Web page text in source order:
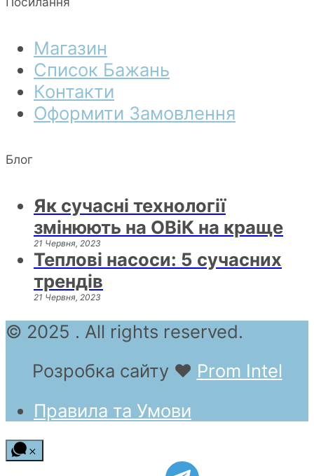
Магазин
Список Бажань
Контакти
Оформити Замовлення
Блог
Як сучасні технології
змінюють на ОВіК на краще
21 Червня, 2023
Теплові насоси: 5 сучасних
трендів
21 Червня, 2023
© 2025 . All rights reserved.
Розробка сайту ❤ Prom Intel
Правила та Умови